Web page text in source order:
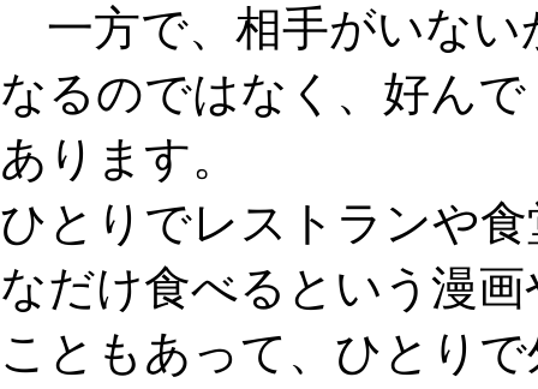
一方で、相手がいない
なるのではなく、好んで
あります。
ひとりでレストランや
なだけ食べるという漫
こともあって、 ひとり